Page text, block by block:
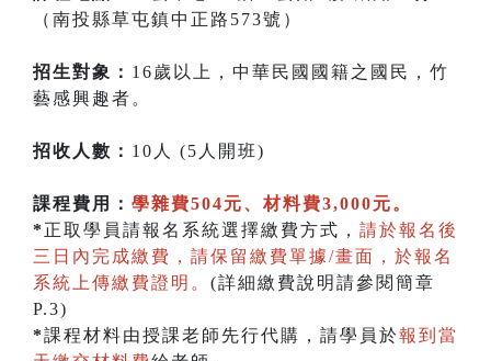
（南投縣草屯鎮中正路573號）
招生對象： 16歲以上，中華民國國籍之國民，竹
藝感興趣者。
招收人數： 10人 (5人開班)
課程費用： 學雜費504元、材料費3,000元。
* 正取學員請報名系統選擇繳費方式， 請於報名後
三日內完成繳費，請保留繳費單據/畫面，於報名
系統上傳繳費證明。 (詳細繳費說明請參閱簡章
P.3)
*課程材料由授課老師先行代購，請學員於報到當